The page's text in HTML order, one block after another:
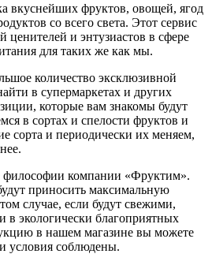
вкуснейших фруктов, овощей, ягод
со всего света. Этот сервис
ценителей и энтузиастов в сфере
для таких же как мы.
количество эксклюзивной
в супермаркетах и других
которые вам знакомы будут
в сортах и спелости фруктов и
сорта и периодически их меняем,
философии компании «Фруктим».
приносить максимальную
случае, если будут свежими,
экологически благоприятных
в нашем магазине вы можете
условия соблюдены.